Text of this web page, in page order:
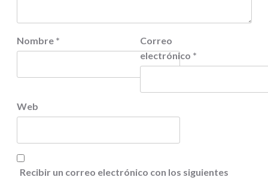
Nombre *
Correo
electrónico *
Web
Recibir un correo electrónico con los siguientes